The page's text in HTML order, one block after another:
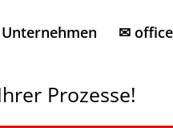
Unternehmen ✉
Prozesse!